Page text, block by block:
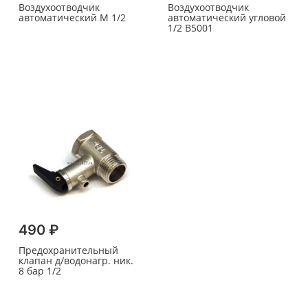
Воздухоотводчик
автоматический M 1/2
Воздухоотводчик
автоматический угловой
1/2 В5001
490 ₽
Предохранительный
клапан д/водонагр. ник.
8 бар 1/2